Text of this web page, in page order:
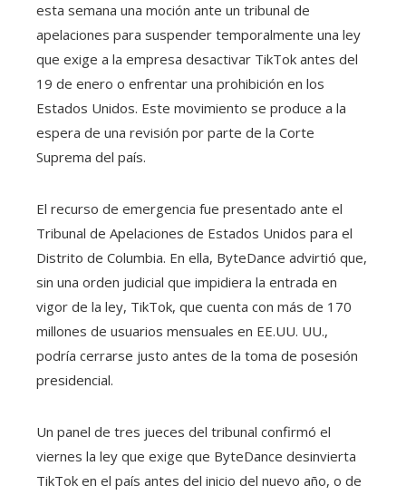
esta semana una moción ante un tribunal de
apelaciones para suspender temporalmente una ley
que exige a la empresa desactivar TikTok antes del
19 de enero o enfrentar una prohibición en los
Estados Unidos. Este movimiento se produce a la
espera de una revisión por parte de la Corte
Suprema del país.
El recurso de emergencia fue presentado ante el
Tribunal de Apelaciones de Estados Unidos para el
Distrito de Columbia. En ella, ByteDance advirtió que,
sin una orden judicial que impidiera la entrada en
vigor de la ley, TikTok, que cuenta con más de 170
millones de usuarios mensuales en EE.UU. UU.,
podría cerrarse justo antes de la toma de posesión
presidencial.
Un panel de tres jueces del tribunal confirmó el
viernes la ley que exige que ByteDance desinvierta
TikTok en el país antes del inicio del nuevo año, o de